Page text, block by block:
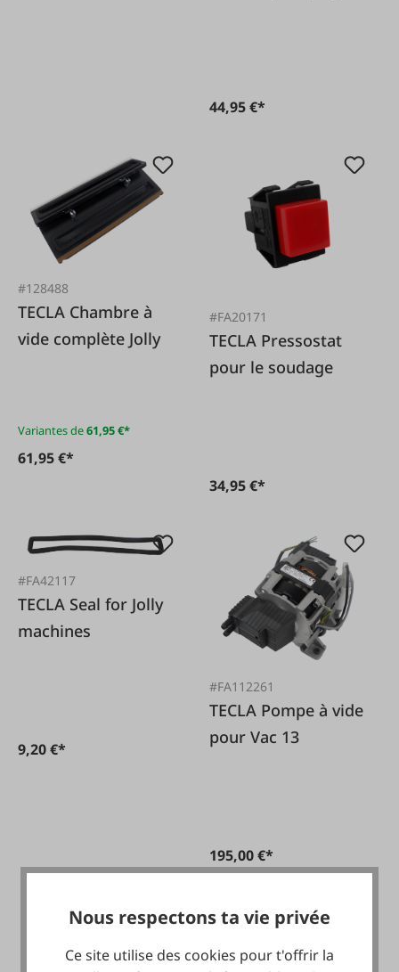
44,95 €*
#128488
TECLA Chambre à
vide complète Jolly
Variantes de61,95 €*
61,95 €*
#FA20171
TECLA Pressostat
pour le soudage
34,95 €*
#FA42117
TECLA Seal for Jolly
machines
9,20 €*
#FA112261
TECLA Pompe à vide
pour Vac 13
195,00 €*
Nous respectons ta vie privée
Ce site utilise des cookies pour t'offrir la